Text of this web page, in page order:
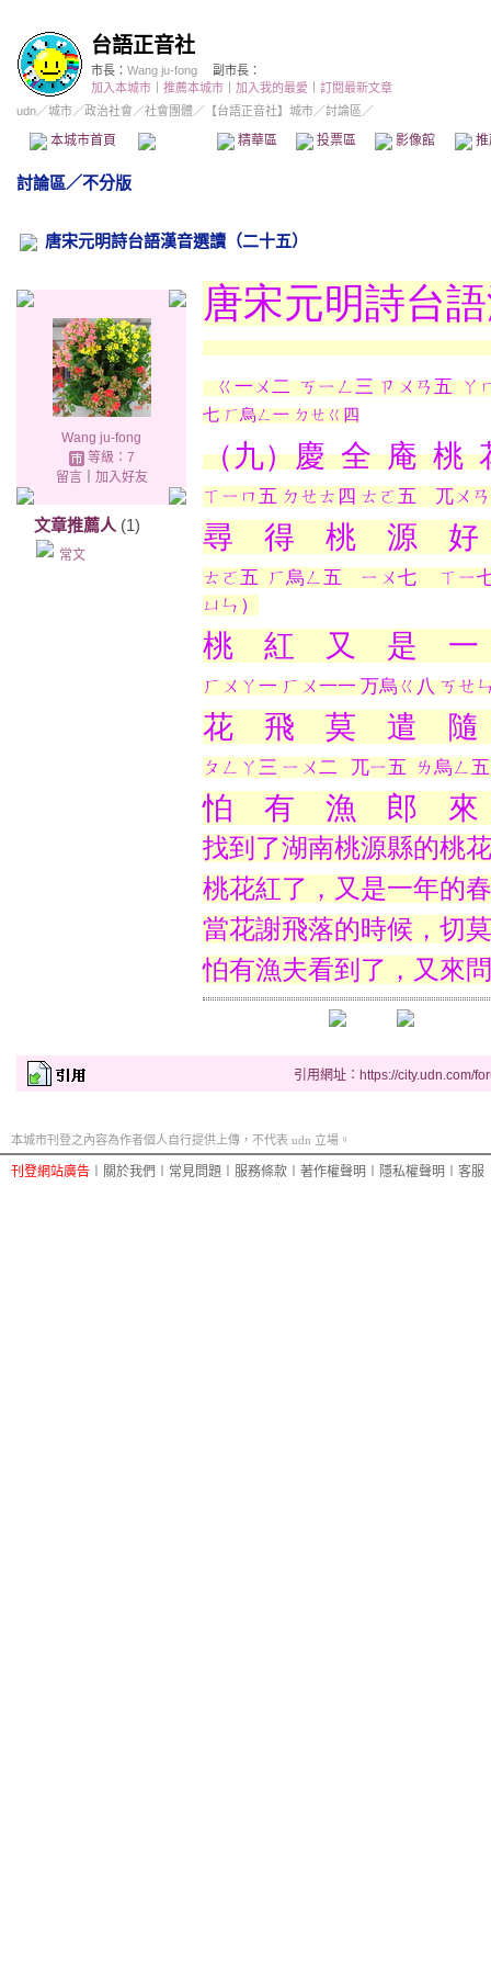
台語正音社
市長： Wang ju-fong
副市長：
加入本城市
推薦本城市 加入我的最愛
訂閱最新文章
udn／城市／政治社會 ／社會團體／ 【台語正音社】城市／討論區／
本城市首頁 精華區 投票區 影像館
討論區／不分版
唐宋元明詩台語漢音選讀（二十五）
Wang ju-fong
等級：7
留言｜ 加入好友
文章推薦人 (1)
常文
唐宋元明詩台
ㄍ一ㄨ二 ㄎㄧㄥ三 ㄗㄨㄢ五 ㄚ
七 ㄏ烏ㄥ一 ㄉㄝㄍ四
（九）慶 全 庵 桃
ㄒㄧㄇ五 ㄉㄝㄊ四 ㄊㄛ五 兀
尋 得 桃 源
ㄊㄛ五 ㄏ烏ㄥ五 ㄧㄨ七 ㄒㄧ
ㄩㄣ）
桃 紅 又 是
ㄏㄨㄚ一 ㄏㄨ一一 万烏ㄍ八 ㄎㄝ
花 飛 莫 遣
ㄆㄥㄚ三 ㄧㄨ二 兀ㄧ五 ㄌ烏ㄥ五
怕 有 漁 郎
找到了湖南桃源縣的桃
桃花紅了，又是一年的
當花謝飛落的時候，切
怕有漁夫看到了，又來
引用網址：https://city.udn.com/
本城市刊登之內容為作者個人自行提供上傳，不代表 udn 立場。
刊登網站廣告 關於我們 常見問題 服務條款 著作權聲明 隱私權聲明 客服